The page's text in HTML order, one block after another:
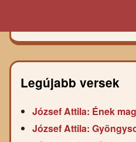
Legújabb versek
József Attila: Ének
József Attila: